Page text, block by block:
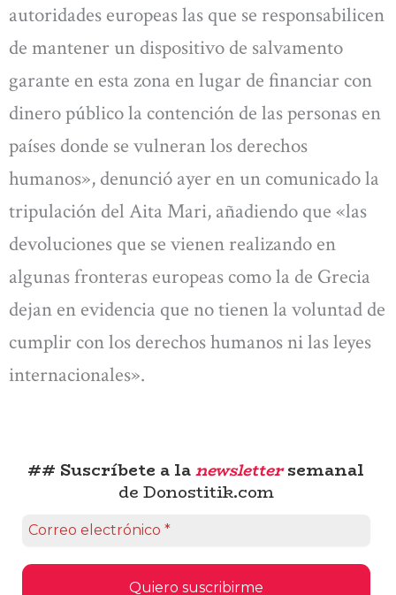
autoridades europeas las que se responsabilicen
de mantener un dispositivo de salvamento
garante en esta zona en lugar de financiar con
dinero público la contención de las personas en
países donde se vulneran los derechos
humanos», denunció ayer en un comunicado la
tripulación del Aita Mari, añadiendo que «las
devoluciones que se vienen realizando en
algunas fronteras europeas como la de Grecia
dejan en evidencia que no tienen la voluntad de
cumplir con los derechos humanos ni las leyes
internacionales».
## Suscríbete a lanewslettersemanal
de Donostitik.com